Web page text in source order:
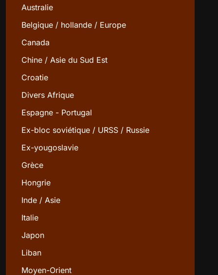
Australie
Belgique / hollande / Europe
Canada
Chine / Asie du Sud Est
Croatie
Divers Afrique
Espagne - Portugal
Ex-bloc soviétique / URSS / Russie
Ex-yougoslavie
Grèce
Hongrie
Inde / Asie
Italie
Japon
Liban
Moyen-Orient